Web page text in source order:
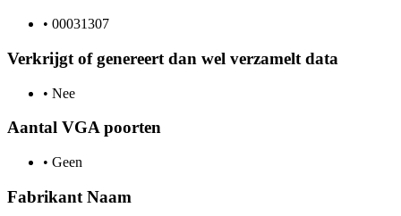
• 00031307
Verkrijgt of genereert dan wel verzamelt data
• Nee
Aantal VGA poorten
• Geen
Fabrikant Naam